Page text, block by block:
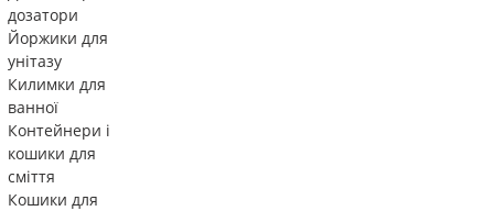
дозатори
Йоржики для
унітазу
Килимки для
ванної
Контейнери і
кошики для
сміття
Кошики для